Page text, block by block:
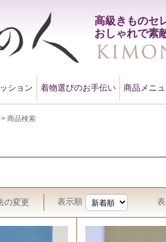
高級きものセ
おしゃれで素
ション 着物選びのお手伝い 商品メニ
> 商品検索
の変更 表示順